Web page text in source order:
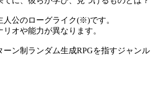
人公のローグライク(※)です。
オや能力が異なります。
ン制ランダム生成RPGを指すジャンル